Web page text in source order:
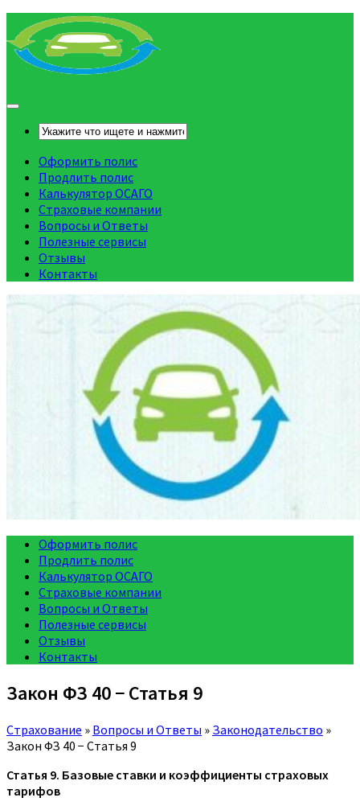
Оформить полис
Продлить полис
Калькулятор ОСАГО
Страховые компании
Вопросы и Ответы
Полезные сервисы
Отзывы
Контакты
Оформить полис
Продлить полис
Калькулятор ОСАГО
Страховые компании
Вопросы и Ответы
Полезные сервисы
Отзывы
Контакты
Закон ФЗ 40 − Статья 9
Страхование » Вопросы и Ответы » Законодательство »
Закон ФЗ 40 − Статья 9
Статья 9. Базовые ставки и коэффициенты страховых
тарифов